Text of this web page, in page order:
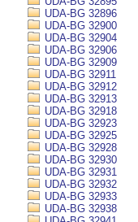
UDA-BG 32896
UDA-BG 32900
UDA-BG 32904
UDA-BG 32906
UDA-BG 32909
UDA-BG 32911
UDA-BG 32912
UDA-BG 32913
UDA-BG 32918
UDA-BG 32923
UDA-BG 32925
UDA-BG 32928
UDA-BG 32930
UDA-BG 32931
UDA-BG 32932
UDA-BG 32933
UDA-BG 32938